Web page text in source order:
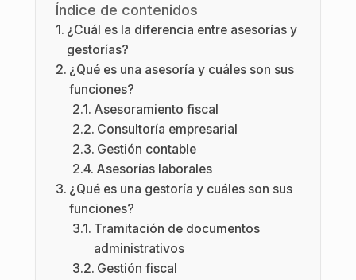
Índice de contenidos
¿Cuál es la diferencia entre asesorías y
gestorías?
¿Qué es una asesoría y cuáles son sus
funciones?
Asesoramiento fiscal
Consultoría empresarial
Gestión contable
Asesorías laborales
¿Qué es una gestoría y cuáles son sus
funciones?
Tramitación de documentos
administrativos
Gestión fiscal